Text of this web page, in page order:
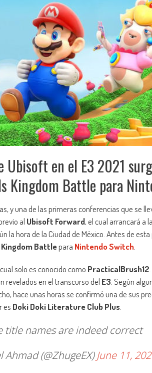
Ubisoft en el E3 2021
Kingdom Battle para
y una de las primeras conferencias que se
al Ubisoft Forward, el cual arrancará a
la hora de la Ciudad de México. Antes de
Kingdom Battlepara Nintendo Switch.
solo es conocido como PracticalBrush12
revelados en el transcurso del E3. Según
hace unas horas se confirmó una de sus
es Doki Doki Literature Club Plus.
title names are indeed correct
(@ZhugeEX)June 11,